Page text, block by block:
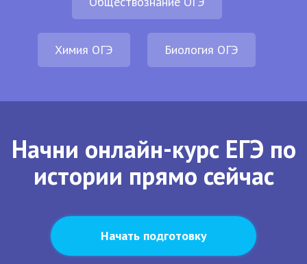
Химия ОГЭ Биология ОГЭ
Начни онлайн-курс ЕГЭ по
истории прямо сейчас
Начать подготовку